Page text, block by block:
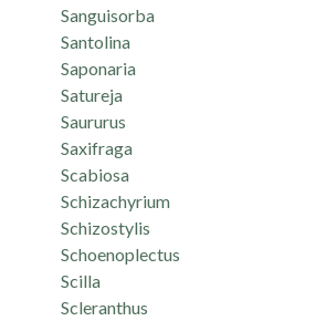
Sanguisorba
Santolina
Saponaria
Satureja
Saururus
Saxifraga
Scabiosa
Schizachyrium
Schizostylis
Schoenoplectus
Scilla
Scleranthus